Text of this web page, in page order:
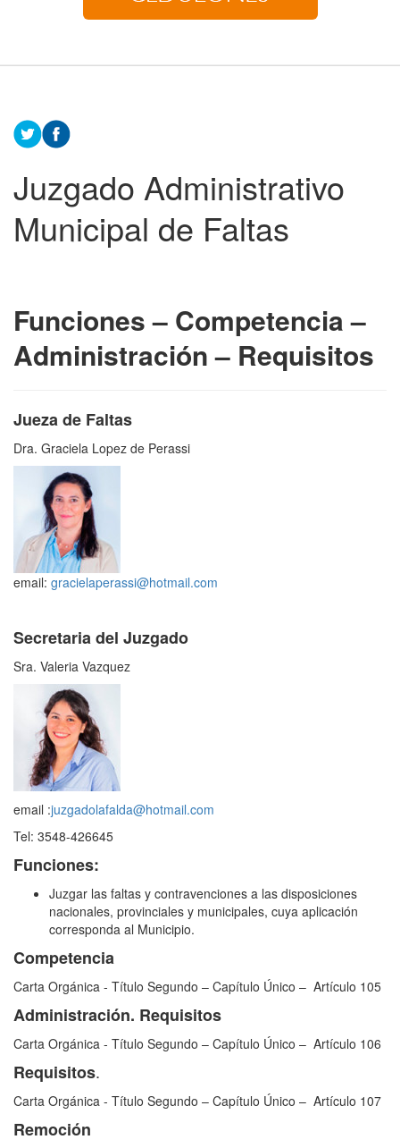
Juzgado Administrativo
Municipal de Faltas
Funciones – Competencia –
Administración – Requisitos
Jueza de Faltas
Dra. Graciela Lopez de Perassi
email: gracielaperassi@hotmail.com
Secretaria del Juzgado
Sra. Valeria Vazquez
email :juzgadolafalda@hotmail.com
Tel: 3548-426645
Funciones:
Juzgar las faltas y contravenciones a las disposiciones
nacionales, provinciales y municipales, cuya aplicación
corresponda al Municipio.
Competencia
Carta Orgánica - Título Segundo – Capítulo Único – Artículo 105
Administración. Requisitos
Carta Orgánica - Título Segundo – Capítulo Único – Artículo 106
Requisitos.
Carta Orgánica - Título Segundo – Capítulo Único – Artículo 107
Remoción